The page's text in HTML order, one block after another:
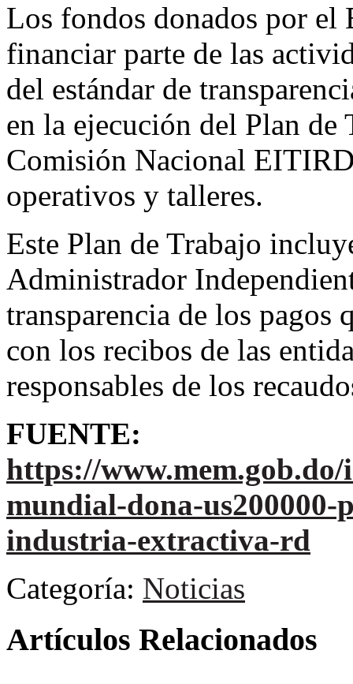
Los fondos donados por
financiar parte de las
del estándar de
en la ejecución del Plan de
Comisión Nacional
operativos y talleres.
Este Plan de Trabajo
Administrador
transparencia de los pagos
con los recibos de las
responsables de los
FUENTE:
https://
mundial-dona-
industria-extractiva-rd
Categoría: Noticias
Artículos Relacionados